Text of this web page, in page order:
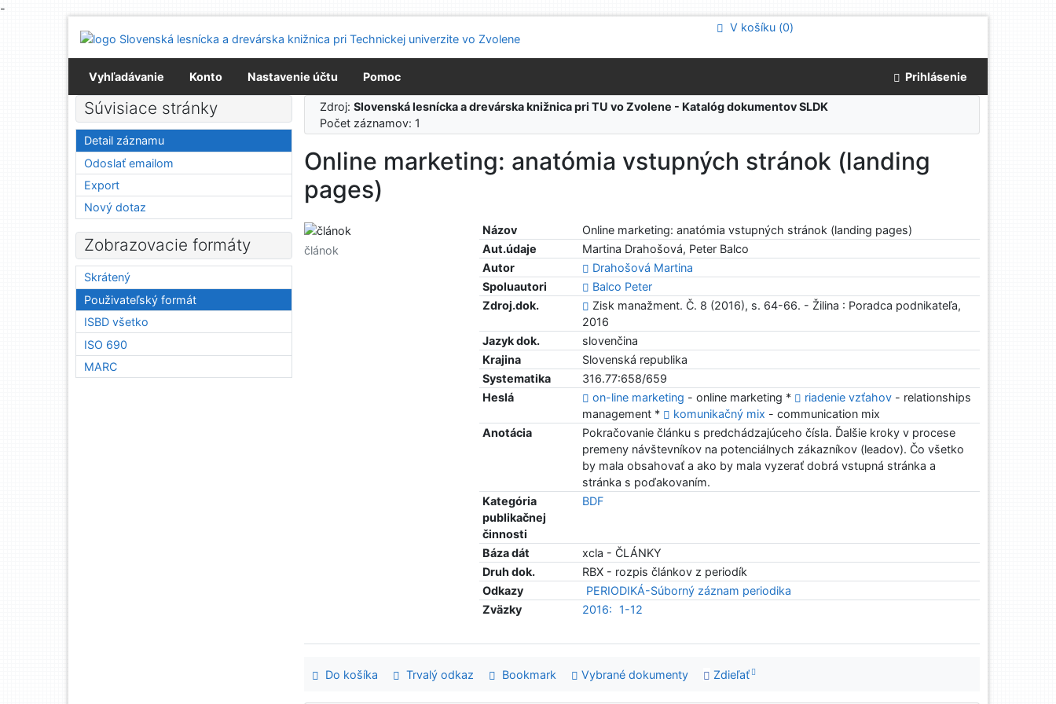
-
Prejsť na menu
Prehlásenie o webovej prístupnosti
V košíku (0)
Vyhľadávanie Konto Nastavenie účtu Pomoc Prihlásenie
Zdroj:Slovenská lesnícka a drevárska knižnica pri TU vo Zvolene - Katalóg dokumentov SLDK
Počet záznamov: 1
Online marketing: anatómia vstupných stránok (landing
pages)
Názov
Online marketing: anatómia vstupných stránok (landing pages)
Aut.údaje
Martina Drahošová, Peter Balco
Autor
Drahošová Martina
Spoluautori
Balco Peter
Zdroj.dok.
Zisk manažment. Č. 8 (2016), s. 64-66. - Žilina : Poradca podnikateľa,
2016
Jazyk dok.
slovenčina
Krajina
Slovenská republika
Systematika
316.77:658/659
Heslá
on-line marketing - online marketing * riadenie vzťahov - relationships
management *
komunikačný mix - communication mix
Anotácia
Pokračovanie článku s predchádzajúceho čísla. Ďalšie kroky v procese
premeny návštevníkov na potenciálnych zákazníkov (leadov). Čo všetko
by mala obsahovať a ako by mala vyzerať dobrá vstupná stránka a
stránka s poďakovaním.
Kategória
publikačnej
činnosti
BDF
Báza dát
xcla - ČLÁNKY
Druh dok.
RBX - rozpis článkov z periodík
Odkazy
PERIODIKÁ-Súborný záznam periodika
Zväzky
2016: 1-12
článok
Do košíka Trvalý odkaz Bookmark Vybrané dokumenty Zdieľať
Súvisiace stránky
Detail záznamu
Odoslať emailom
Export
Nový dotaz
Zobrazovacie formáty
Skrátený
Použivateľský formát
ISBD všetko
ISO 690
MARC